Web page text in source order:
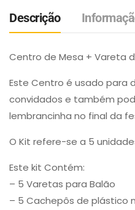
Descrição
Centro de Mesa + Vareta
Este Centro é usado para
convidados e também
lembrancinha no final da
O Kit refere-se a 5
Este kit Contém:
– 5 Varetas para Balão
– 5 Cachepôs de plástico